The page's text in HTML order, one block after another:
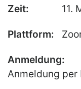
Publikationen
Buch-
Zeit: 11.
Plattform:
Anmeldung:
Anmeldung per